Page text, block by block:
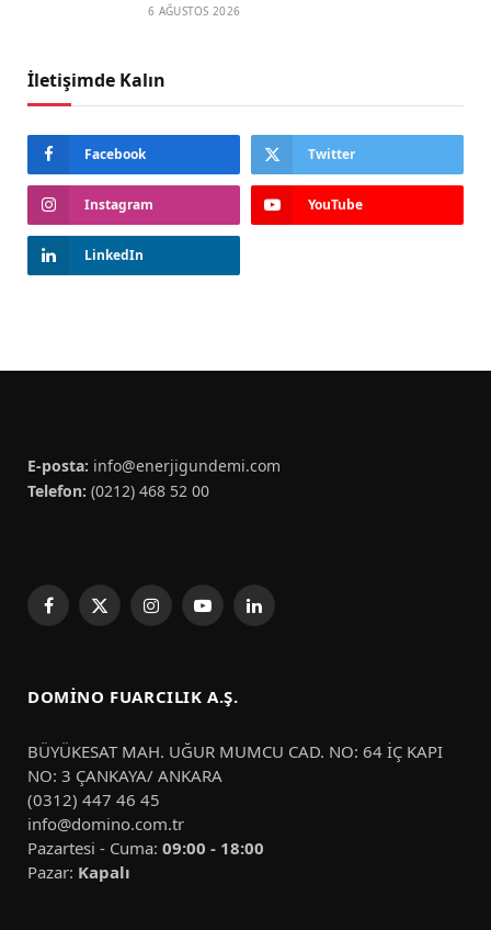
6 AĞUSTOS 2026
İletişimde Kalın
Facebook Twitter
Instagram YouTube
LinkedIn
E-posta: info@enerjigundemi.com
Telefon: (0212) 468 52 00
Facebook
X
InstagramYouTubeLinkedIn
DOMINO FUARCILIK A.Ş.
BÜYÜKESAT MAH. UĞUR MUMCU CAD. NO: 64 İÇ KAPI
NO: 3 ÇANKAYA/ ANKARA
(0312) 447 46 45
info@domino.com.tr
Pazartesi - Cuma: 09:00 - 18:00
Pazar: Kapalı